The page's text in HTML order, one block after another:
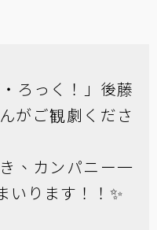
ろっく！」後藤
がご観劇くださ
、カンパニー一
いります！！✨